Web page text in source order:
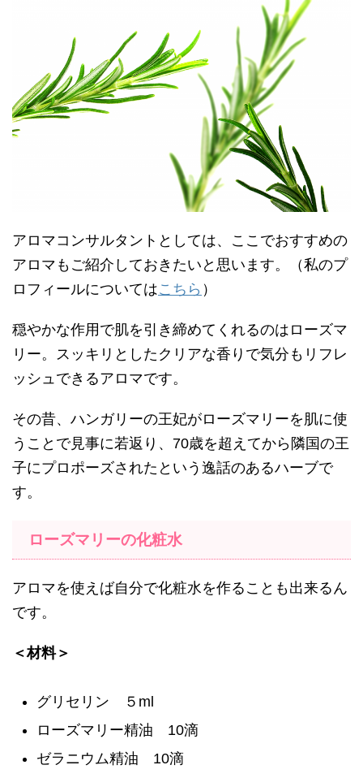
アロマコンサルタントとしては、ここでおすすめの
アロマもご紹介しておきたいと思います。（私のプ
ロフィールについてはこちら ）
穏やかな作用で肌を引き締めてくれるのはローズマ
リー。スッキリとしたクリアな香りで気分もリフレ
ッシュできるアロマです。
その昔、ハンガリーの王妃がローズマリーを肌に使
うことで見事に若返り、70歳を超えてから隣国の王
子にプロポーズされたという逸話のあるハーブで
す。
ローズマリーの化粧水
アロマを使えば自分で化粧水を作ることも出来るん
です。
＜材料＞
グリセリン ５ml
ローズマリー精油 10滴
ゼラニウム精油 10滴